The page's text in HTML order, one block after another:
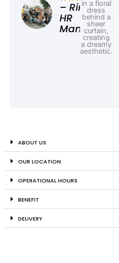
– Rina,
HR
Manager
ABOUT US
OUR LOCATION
OPERATIONAL HOURS
BENEFIT
DELIVERY